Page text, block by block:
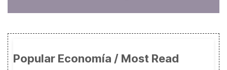
Popular Economía / Most Read